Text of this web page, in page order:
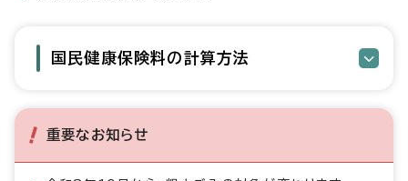
国民健康保険料の計算方法
重要なお知らせ